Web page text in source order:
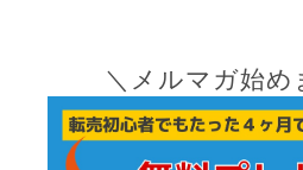
＼メルマガ始め